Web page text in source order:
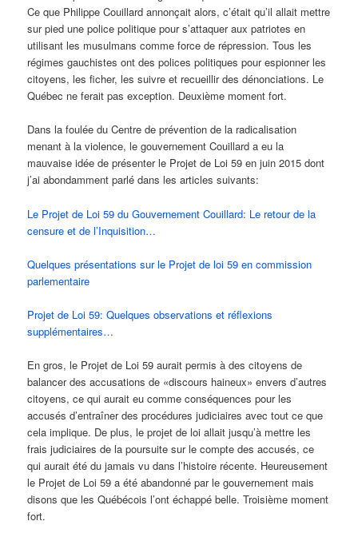
Ce que Philippe Couillard annonçait alors, c’était qu’il allait mettre
sur pied une police politique pour s’attaquer aux patriotes en
utilisant les musulmans comme force de répression. Tous les
régimes gauchistes ont des polices politiques pour espionner les
citoyens, les ficher, les suivre et recueillir des dénonciations. Le
Québec ne ferait pas exception. Deuxième moment fort.
Dans la foulée du Centre de prévention de la radicalisation
menant à la violence, le gouvernement Couillard a eu la
mauvaise idée de présenter le Projet de Loi 59 en juin 2015 dont
j’ai abondamment parlé dans les articles suivants:
Le Projet de Loi 59 du Gouvernement Couillard: Le retour de la
censure et de l’Inquisition…
Quelques présentations sur le Projet de loi 59 en commission
parlementaire
Projet de Loi 59: Quelques observations et réflexions
supplémentaires…
En gros, le Projet de Loi 59 aurait permis à des citoyens de
balancer des accusations de «discours haineux» envers d’autres
citoyens, ce qui aurait eu comme conséquences pour les
accusés d’entraîner des procédures judiciaires avec tout ce que
cela implique. De plus, le projet de loi allait jusqu’à mettre les
frais judiciaires de la poursuite sur le compte des accusés, ce
qui aurait été du jamais vu dans l’histoire récente. Heureusement
le Projet de Loi 59 a été abandonné par le gouvernement mais
disons que les Québécois l’ont échappé belle. Troisième moment
fort.